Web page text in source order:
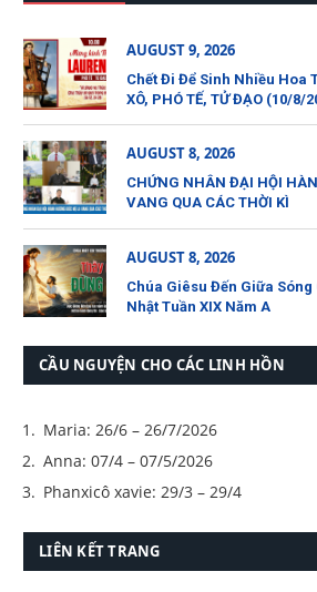
AUGUST 9, 2026
Chết Đi Để Sinh Nhiều Hoa
XÔ, PHÓ TẾ, TỬ ĐẠO (10/8/
AUGUST 8, 2026
CHỨNG NHÂN ĐẠI HỘI
VANG QUA CÁC THỜI KÌ
AUGUST 8, 2026
Chúa Giêsu Đến Giữa
Nhật Tuần XIX Năm A
CẦU NGUYỆN CHO CÁC LINH HỒN
Maria: 26/6 – 26/7/2026
Anna: 07/4 – 07/5/2026
Phanxicô xavie: 29/3 – 29/4
LIÊN KẾT TRANG